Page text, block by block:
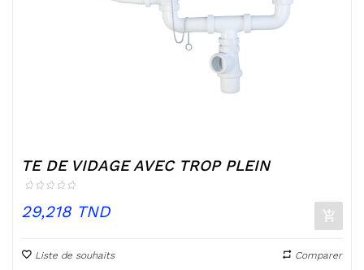
TE DE VIDAGE AVEC TROP PLEIN
Prix
29,218 TND
Liste de souhaits Comparer